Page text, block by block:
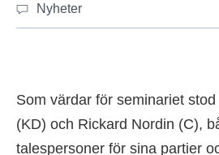
Nyheter
Som värdar för seminariet
(KD) och Rickard Nordin (C),
talespersoner för sina partier